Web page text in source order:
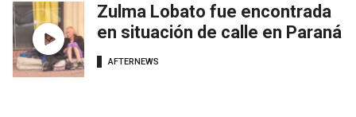
Zulma Lobato fue encontrada
en situación de calle en Paraná
AFTERNEWS